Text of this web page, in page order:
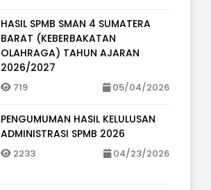
HASIL SPMB SMAN 4 SUMATERA
BARAT (KEBERBAKATAN
OLAHRAGA) TAHUN AJARAN
2026/2027
719 05/04/2026
PENGUMUMAN HASIL KELULUSAN
ADMINISTRASI SPMB 2026
2233 04/23/2026